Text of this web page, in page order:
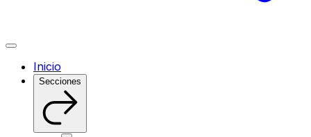
Inicio
Secciones